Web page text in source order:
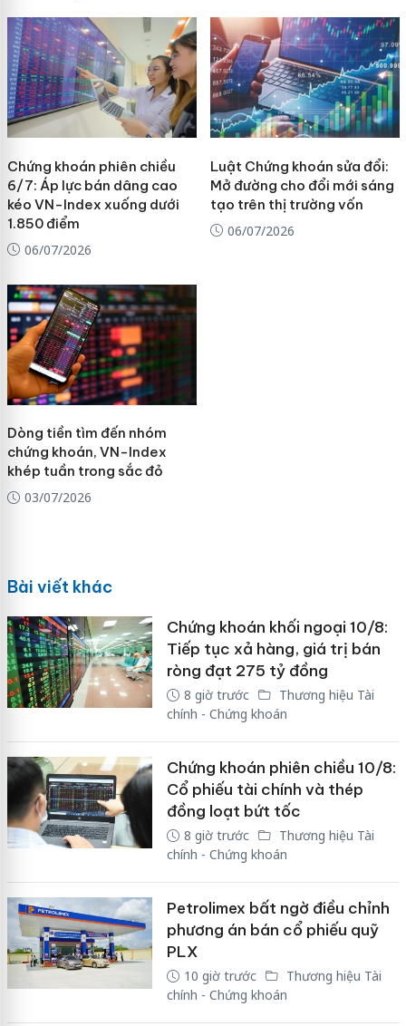
Chứng khoán phiên chiều
6/7: Áp lực bán dâng cao
kéo VN-Index xuống dưới
1.850 điểm
06/07/2026
Luật Chứng khoán sửa đổi:
Mở đường cho đổi mới sáng
tạo trên thị trường vốn
06/07/2026
Dòng tiền tìm đến nhóm
chứng khoán, VN-Index
khép tuần trong sắc đỏ
03/07/2026
Bài viết khác
Chứng khoán khối ngoại 10/8:
Tiếp tục xả hàng, giá trị bán
ròng đạt 275 tỷ đồng
8 giờ trước
Thương hiệu Tài
chính - Chứng khoán
Chứng khoán phiên chiều 10/8:
Cổ phiếu tài chính và thép
đồng loạt bứt tốc
8 giờ trước
Thương hiệu Tài
chính - Chứng khoán
Petrolimex bất ngờ điều chỉnh
phương án bán cổ phiếu quỹ
PLX
10 giờ trước
Thương hiệu Tài
chính - Chứng khoán